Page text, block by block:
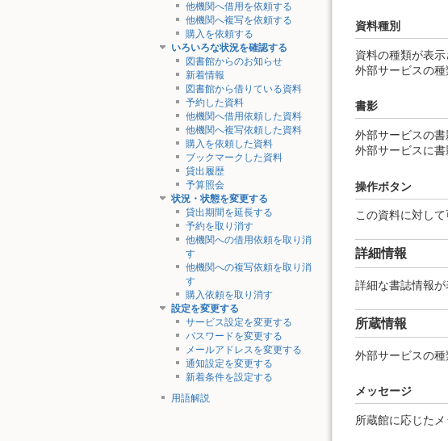
他機関へ借用を依頼する
他機関へ複写を依頼する
購入を依頼する
いろいろな状況を確認する
図書館からのお知らせ
新着情報
図書館から借りている資料
予約した資料
他機関へ借用依頼した資料
他機関へ複写依頼した資料
購入を依頼した資料
ブックマークした資料
貸出履歴
予算照会
状況・状態を変更する
貸出期間を延長する
予約を取り消す
他機関への借用依頼を取り消
す
他機関への複写依頼を取り消
す
購入依頼を取り消す
設定を変更する
サービス設定を変更する
パスワードを変更する
メールアドレスを変更する
通知設定を変更する
新着条件を設定する
用語解説
資料種別
資料の種類が表示
外部サービスの種
書影
外部サービスの書
外部サービスに
操作ボタン
この資料に対し
詳細情報
詳細な書誌情報
所蔵情報
外部サービスの種
メッセージ
所蔵館に応じたメ